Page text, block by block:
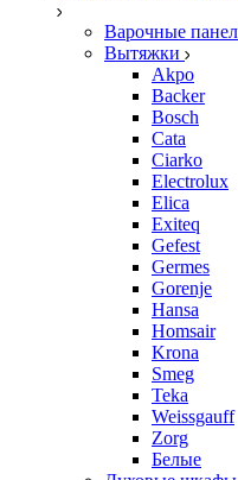
Варочные
Вытяжки
Akpo
Backer
Bosch
Cata
Ciarko
Electrolux
Elica
Exiteq
Gefest
Germes
Gorenje
Hansa
Homsair
Krona
Smeg
Teka
Weissgauff
Zorg
Белые